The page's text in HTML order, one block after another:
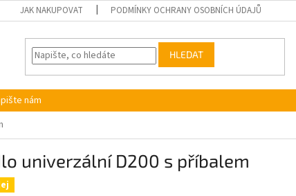
JAK NAKUPOVAT PODMÍNKY OCHRANY OSOBNÍCH ÚDAJŮ
HLEDAT
nám
univerzální D200 s příbalem